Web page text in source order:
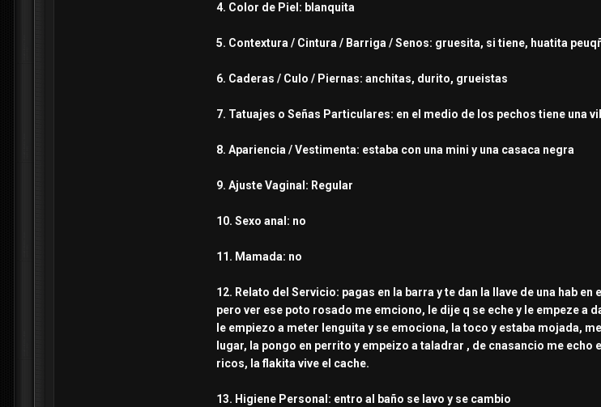
4. Color de Piel: blanquita
5. Contextura / Cintura / Barriga / Senos: gruesita, si tiene, huatita
6. Caderas / Culo / Piernas: anchitas, durito, grueistas
7. Tatuajes o Señas Particulares: en el medio de los pechos tiene una
8. Apariencia / Vestimenta: estaba con una mini y una casaca negra
9. Ajuste Vaginal: Regular
10. Sexo anal: no
11. Mamada: no
12. Relato del Servicio: pagas en la barra y te dan la llave de una hab
pero ver ese poto rosado me emciono, le dije q se eche y le empeze
le empiezo a meter lenguita y se emociona, la toco y estaba mojada,
lugar, la pongo en perrito y empeizo a taladrar , de cnasancio me
ricos, la flakita vive el cache.
13. Higiene Personal: entro al baño se lavo y se cambio